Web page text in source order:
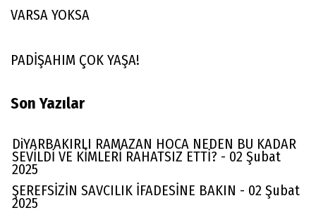
VARSA YOKSA
PADİŞAHIM ÇOK YAŞA!
Son Yazılar
DiYARBAKIRLI RAMAZAN HOCA NEDEN BU KADAR
SEVİLDİ VE KİMLERİ RAHATSIZ ETTİ? - 02 Şubat
2025
ŞEREFSİZİN SAVCILIK İFADESİNE BAKIN - 02 Şubat
2025